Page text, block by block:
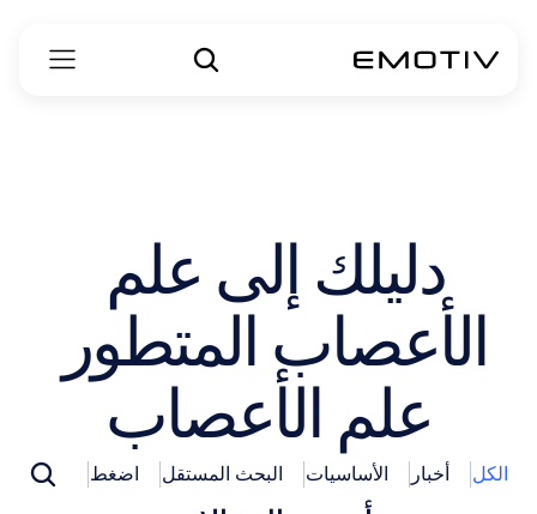
الأعصاب المتطور
علم الأعصاب
الكل أخبار الأساسيات البحث المستقل اضغط كيفية